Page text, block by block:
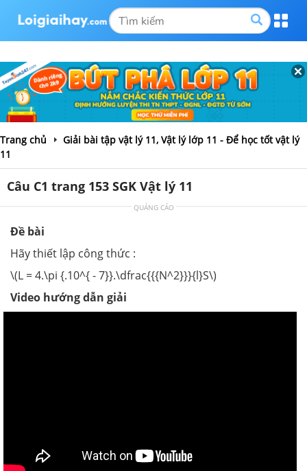
Trang chủ
Giải bài tập vật lý 11, Vật lý lớp 11 - Để học tốt vật lý
11
Câu C1 trang 153 SGK Vật lý 11
QUẢNG CÁO
Đề bài
Hãy thiết lập công thức :
\(L = 4.\pi {.10^{ - 7}}.\dfrac{{{N^2}}}{l}S\)
Video hướng dẫn giải